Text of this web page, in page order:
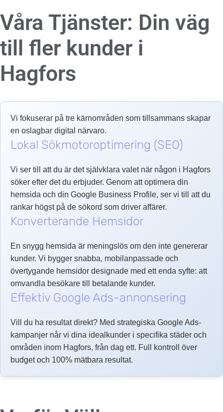
Våra Tjänster: Din väg
till fler kunder i
Hagfors
Vi fokuserar på tre kärnområden som tillsammans skapar
en oslagbar digital närvaro.
Lokal Sökmotoroptimering (SEO)
Vi ser till att du är det självklara valet när någon i Hagfors
söker efter det du erbjuder. Genom att optimera din
hemsida och din Google Business Profile, ser vi till att du
rankar högst på de sökord som driver affärer.
Konverterande Hemsidor
En snygg hemsida är meningslös om den inte genererar
kunder. Vi bygger snabba, mobilanpassade och
övertygande hemsidor designade med ett enda syfte: att
omvandla besökare till betalande kunder.
Effektiv Google Ads-annonsering
Vill du ha resultat direkt? Med strategiska Google Ads-
kampanjer når vi dina idealkunder i specifika städer och
områden inom Hagfors, från dag ett. Full kontroll över
budget och 100% mätbara resultat.